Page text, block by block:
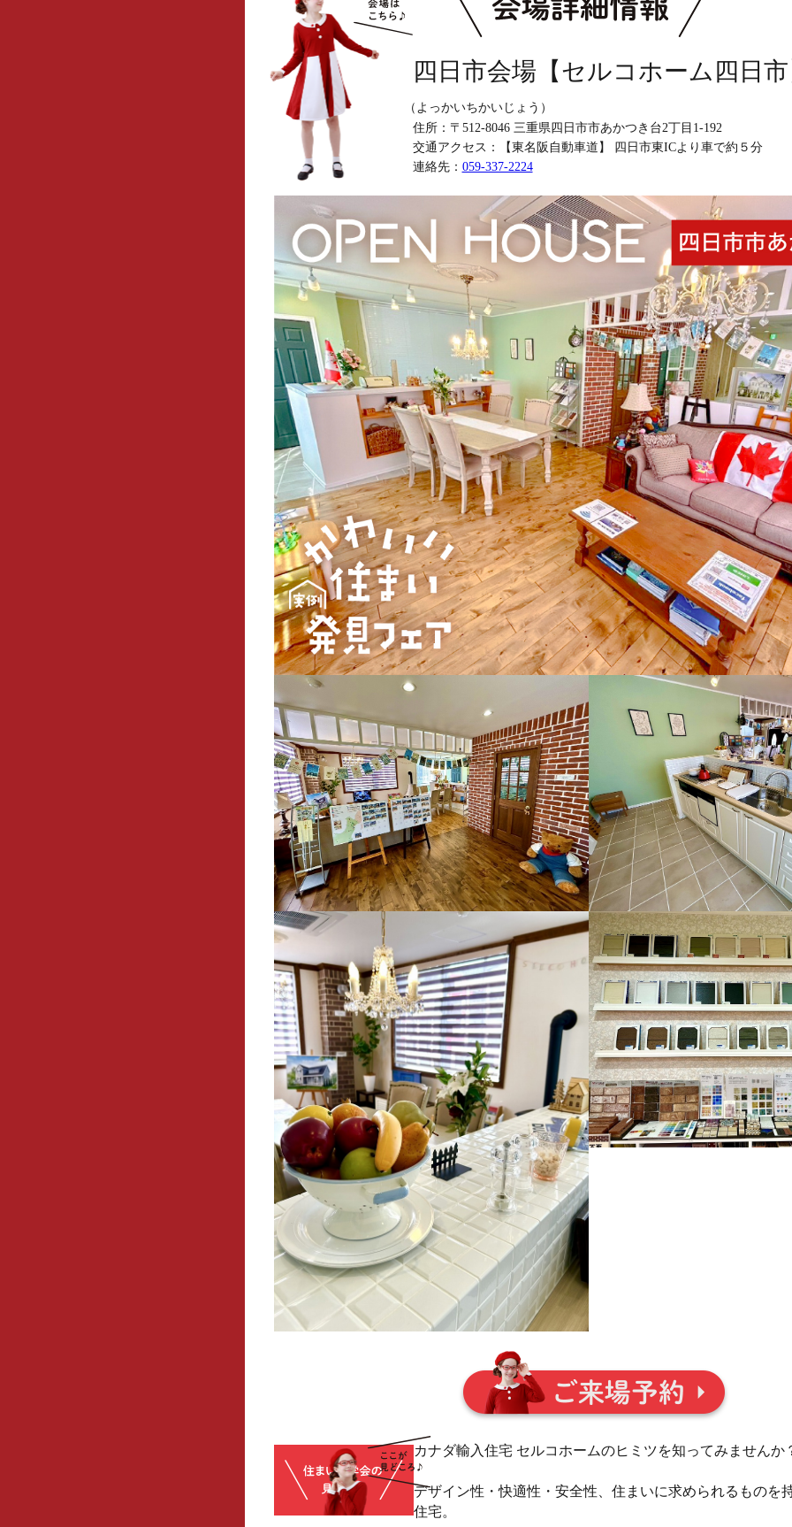
四日市会場【セルコホーム四日
（よっかいちかいじょう）
住所： 〒512-8046 三重県四日市市あかつき台2丁目1-192
交通アクセス：
【東名阪自動車道】 四日市東ICより車で約５分
連絡先： 059-337-2224
カナダ輸入住宅 セルコホームのヒミツを知ってみませんか
デザイン性・快適性・安全性、住まいに求められるものを
住宅。